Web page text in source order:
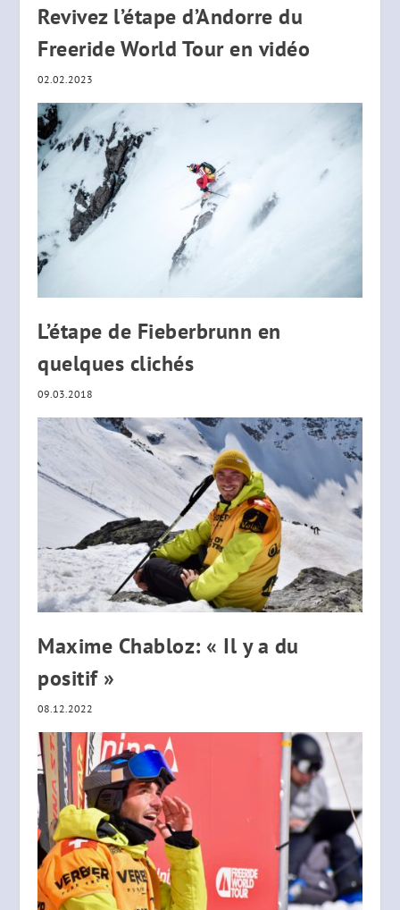
Revivez l’étape d’Andorre du
Freeride World Tour en vidéo
02.02.2023
L’étape de Fieberbrunn en
quelques clichés
09.03.2018
Maxime Chabloz: « Il y a du
positif »
08.12.2022